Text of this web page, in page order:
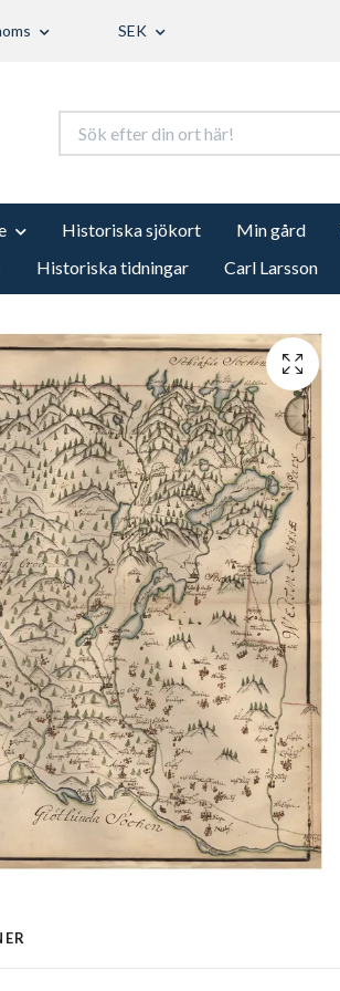
SEK
Historiska sjökort Min gård
Historiska tidningar Carl Larsson